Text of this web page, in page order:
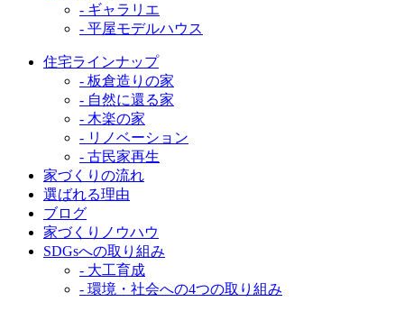
- ギャラリエ
- 平屋モデルハウス
住宅ラインナップ
- 板倉造りの家
- 自然に還る家
- 木楽の家
- リノベーション
- 古民家再生
家づくりの流れ
選ばれる理由
ブログ
家づくりノウハウ
SDGsへの取り組み
- 大工育成
- 環境・社会への4つの取り組み